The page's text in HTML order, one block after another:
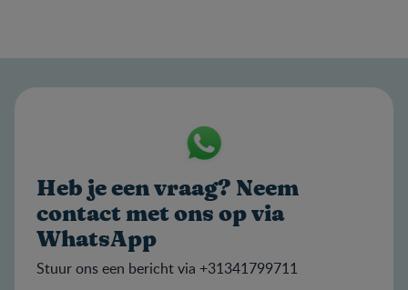
Heb je een vraag? Neem
contact met ons op via
WhatsApp
Stuur ons een bericht via +31341799711